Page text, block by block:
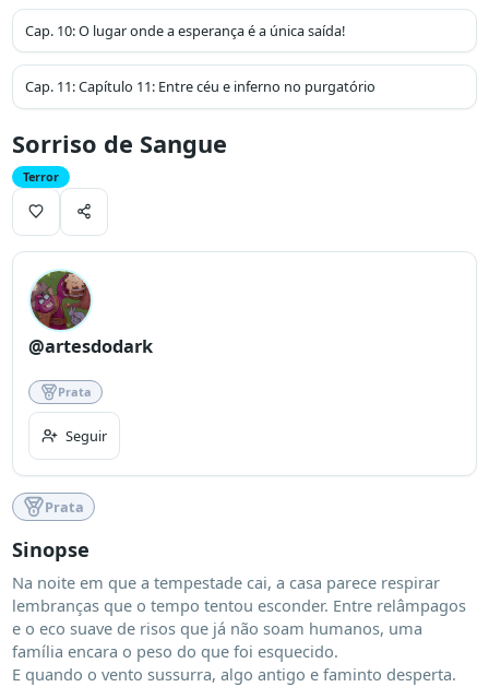
Cap. 10:O lugar onde a esperança é a única saída!
Cap. 11:Capítulo 11: Entre céu e inferno no purgatório
Sorriso de Sangue
Terror
@artesdodark
Prata
Seguir
Prata
Sinopse
Na noite em que a tempestade cai, a casa parece respirar
lembranças que o tempo tentou esconder. Entre relâmpagos
e o eco suave de risos que já não soam humanos, uma
família encara o peso do que foi esquecido.
E quando o vento sussurra, algo antigo e faminto desperta.